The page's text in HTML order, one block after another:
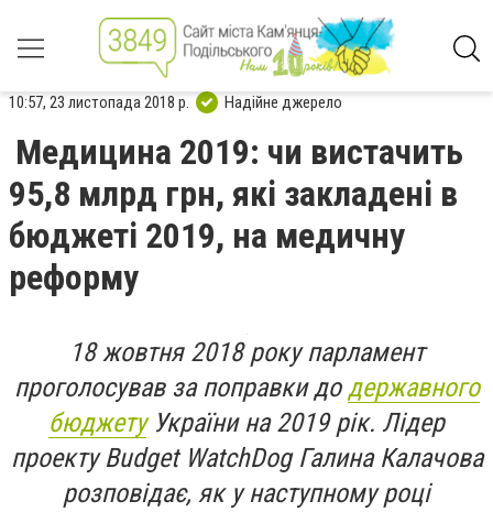
10:57, 23 листопада 2018 р. Надійне джерело
Медицина 2019: чи вистачить
95,8 млрд грн, які закладені в
бюджеті 2019, на медичну
реформу
18 жовтня 2018 року парламент
проголосував за поправки додержавного
бюджетуУкраїни на 2019 рік. Лідер
проекту Budget WatchDog Галина Калачова
розповідає, як у наступному році